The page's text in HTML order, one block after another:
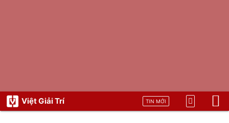
Việt Giải Trí TIN MỚI